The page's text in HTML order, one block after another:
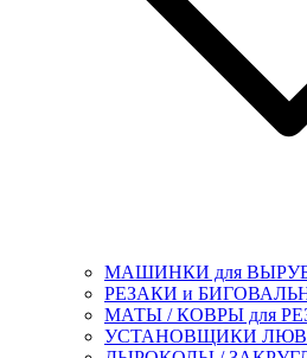
МАШИНКИ для
РЕЗАКИ и
МАТЫ / КОВРЫ для
УСТАНОВЩИКИ